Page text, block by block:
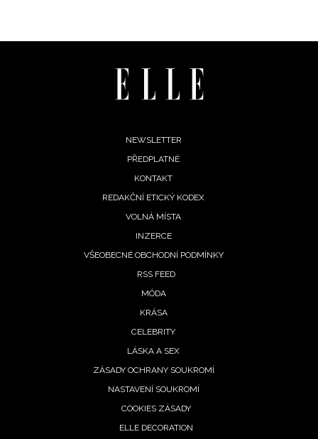
Přihlášením k newsletteru souhlasíte s
podmínkami společnosti BurdaMedia Extra s.r.o.
NEWSLETTER
PŘEDPLATNÉ
KONTAKT
REDAKČNÍ ETICKÝ KODEX
VOLNÁ MÍSTA
INZERCE
VŠEOBECNÉ OBCHODNÍ PODMÍNKY
RSS FEED
MÓDA
KRÁSA
CELEBRITY
LÁSKA A SEX
ZÁSADY OCHRANY SOUKROMÍ
NASTAVENÍ SOUKROMÍ
COOKIES ZÁSADY
ELLE DECORATION